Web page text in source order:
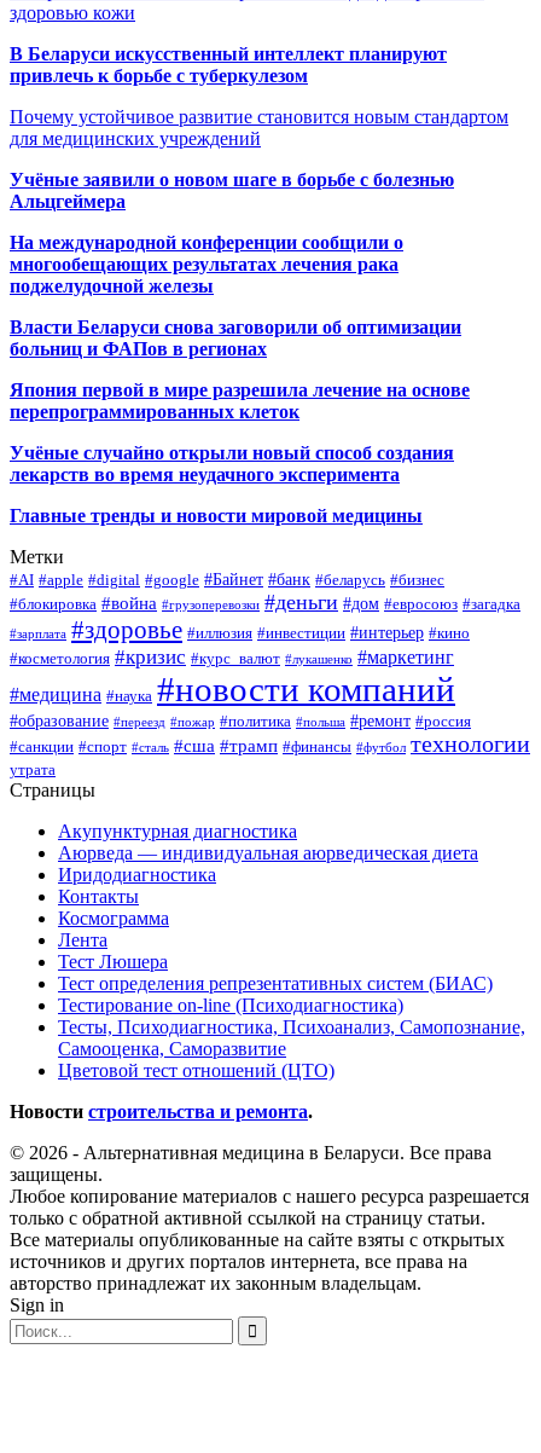
здоровью кожи
В Беларуси искусственный интеллект планируют
привлечь к борьбе с туберкулезом
Почему устойчивое развитие становится новым стандартом
для медицинских учреждений
Учёные заявили о новом шаге в борьбе с болезнью
Альцгеймера
На международной конференции сообщили о
многообещающих результатах лечения рака
поджелудочной железы
Власти Беларуси снова заговорили об оптимизации
больниц и ФАПов в регионах
Япония первой в мире разрешила лечение на основе
перепрограммированных клеток
Учёные случайно открыли новый способ создания
лекарств во время неудачного эксперимента
Главные тренды и новости мировой медицины
Метки
#AI #apple #digital #google #Байнет #банк #беларусь #бизнес
#блокировка #война #грузоперевозки #деньги #дом #евросоюз #загадка
#зарплата #здоровье #иллюзия #инвестиции #интерьер #кино
#косметология #кризис #курс_валют #лукашенко #маркетинг
#медицина #наука #новости компаний
#образование #переезд #пожар #политика #польша #ремонт #россия
#санкции #спорт #сталь #сша #трамп #финансы #футбол технологии
утрата
Страницы
Акупунктурная диагностика
Аюрведа — индивидуальная аюрведическая диета
Иридодиагностика
Контакты
Космограмма
Лента
Тест Люшера
Тест определения репрезентативных систем (БИАС)
Тестирование on-line (Психодиагностика)
Тесты, Психодиагностика, Психоанализ, Самопознание,
Самооценка, Саморазвитие
Цветовой тест отношений (ЦТО)
Новости строительства и ремонта.
© 2026 - Альтернативная медицина в Беларуси. Все права
защищены.
Любое копирование материалов с нашего ресурса разрешается
только с обратной активной ссылкой на страницу статьи.
Все материалы опубликованные на сайте взяты с открытых
источников и других порталов интернета, все права на
авторство принадлежат их законным владельцам.
Sign in